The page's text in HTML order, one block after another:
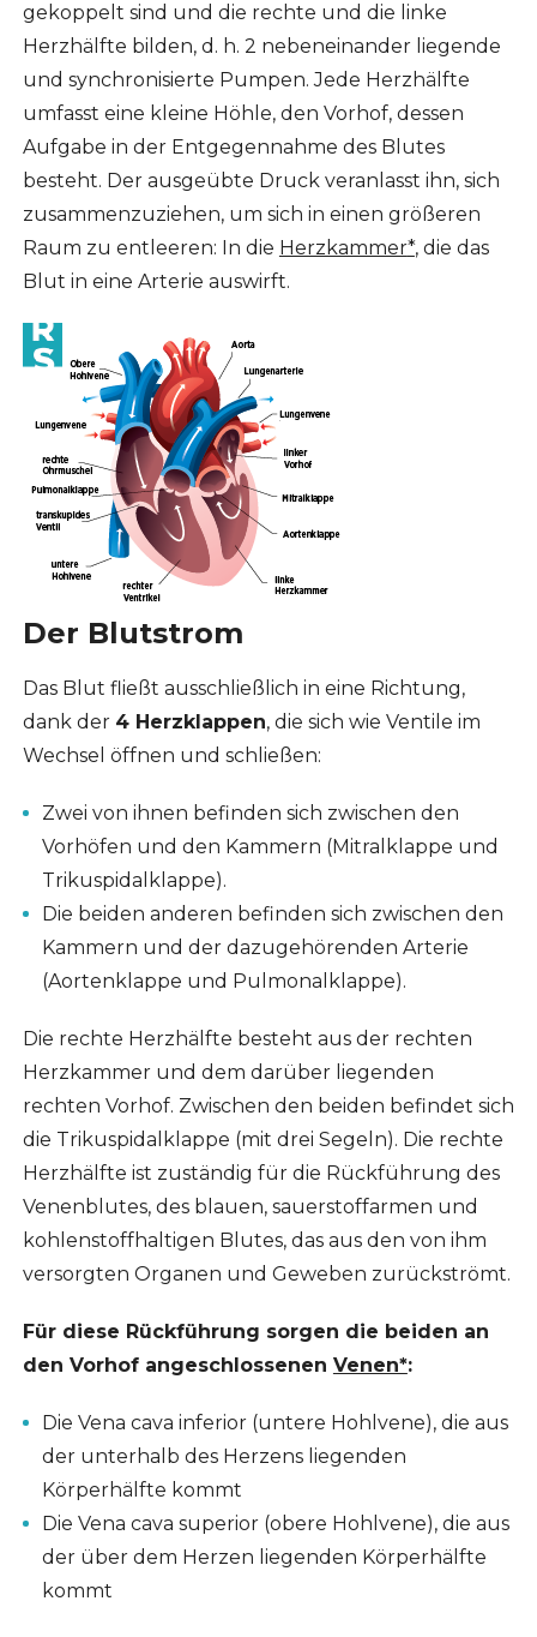
gekoppelt sind und die rechte und die linke
Herzhälfte bilden, d. h. 2 nebeneinander liegende
und synchronisierte Pumpen. Jede Herzhälfte
umfasst eine kleine Höhle, den Vorhof, dessen
Aufgabe in der Entgegennahme des Blutes
besteht. Der ausgeübte Druck veranlasst ihn, sich
zusammenzuziehen, um sich in einen größeren
Raum zu entleeren: In die Herzkammer*, die das
Blut in eine Arterie auswirft.
Der Blutstrom
Das Blut fließt ausschließlich in eine Richtung,
dank der 4 Herzklappen, die sich wie Ventile im
Wechsel öffnen und schließen:
Zwei von ihnen befinden sich zwischen den
Vorhöfen und den Kammern (Mitralklappe und
Trikuspidalklappe).
Die beiden anderen befinden sich zwischen den
Kammern und der dazugehörenden Arterie
(Aortenklappe und Pulmonalklappe).
Die rechte Herzhälfte besteht aus der rechten
Herzkammer und dem darüber liegenden
rechten Vorhof. Zwischen den beiden befindet sich
die Trikuspidalklappe (mit drei Segeln). Die rechte
Herzhälfte ist zuständig für die Rückführung des
Venenblutes, des blauen, sauerstoffarmen und
kohlenstoffhaltigen Blutes, das aus den von ihm
versorgten Organen und Geweben zurückströmt.
Für diese Rückführung sorgen die beiden an
den Vorhof angeschlossenen Venen*:
Die Vena cava inferior (untere Hohlvene), die aus
der unterhalb des Herzens liegenden
Körperhälfte kommt
Die Vena cava superior (obere Hohlvene), die aus
der über dem Herzen liegenden Körperhälfte
kommt